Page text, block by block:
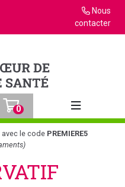
Nous
contacter
0
Afficher la
avec le code PREMIERE5